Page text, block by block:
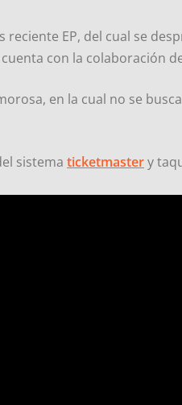
EP, del cual se
con la colaboración
en la cual no se
sistema ticketmastery